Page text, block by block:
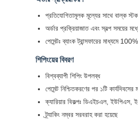
প্রতিযোগিতামূলক মূল্যের সাথে বাল্ক
অর্ডার প্রক্রিয়াজাত এবং স্বল্প সময়ের
পেমেন্টঃ ব্যাংক ট্রান্সফারের মাধ্যমে
শিপিংয়ের বিবরণ
বিশ্বব্যাপী শিপিং উপলব্ধ
পেমেন্ট নিশ্চিতকরণের পর ১টি কার্যদিবসের
ক্যারিয়ার বিকল্পঃ ডিএইচএল, ইউপিএস,
ট্র্যাকিং নম্বর সরবরাহ করা হয়েছে